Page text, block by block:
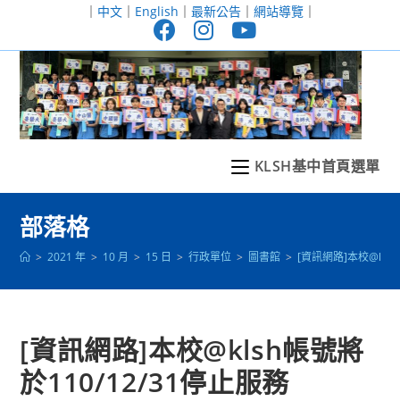
至
｜ 中文｜ English ｜ 最新公告｜ 網站導覽｜
KLSH基中首頁選單
部落格
> 2021 年 > 10 月 > 15 日 > 行政單位 > 圖書館 > [資訊網路]本校
[資訊網路]本校@klsh帳號將
於110/12/31停止服務